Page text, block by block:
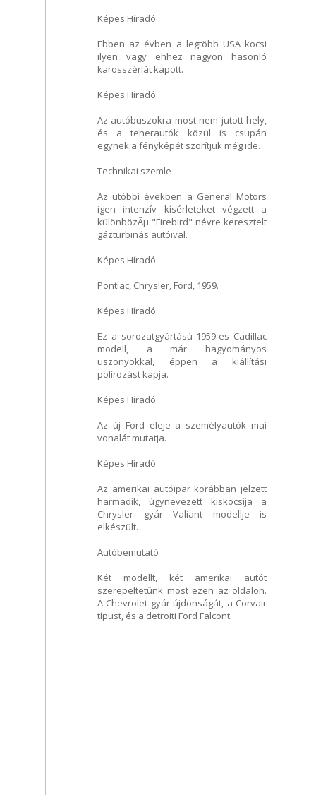
Képes Híradó
Ebben az évben a legtöbb USA kocsi
ilyen vagy ehhez nagyon hasonló
karosszériát kapott.
Képes Híradó
Az autóbuszokra most nem jutott hely,
és a teherautók közül is csupán
egynek a fényképét szorítjuk még ide.
Technikai szemle
Az utóbbi években a General Motors
igen intenzív kísérleteket végzett a
különbözÃµ "Firebird" névre keresztelt
gázturbinás autóival.
Képes Híradó
Pontiac, Chrysler, Ford, 1959.
Képes Híradó
Ez a sorozatgyártású 1959-es Cadillac
modell, a már hagyományos
uszonyokkal, éppen a kiállítási
polírozást kapja.
Képes Híradó
Az új Ford eleje a személyautók mai
vonalát mutatja.
Képes Híradó
Az amerikai autóipar korábban jelzett
harmadik, úgynevezett kiskocsija a
Chrysler gyár Valiant modellje is
elkészült.
Autóbemutató
Két modellt, két amerikai autót
szerepeltetünk most ezen az oldalon.
A Chevrolet gyár újdonságát, a Corvair
típust, és a detroiti Ford Falcont.